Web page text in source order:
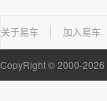
关于易车 加入易车
CopyRight ©2000-2026